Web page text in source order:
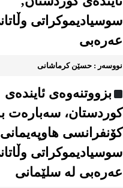
سوسیادیموكراتی
عەرەبی
نووسه‌ر : حسێن کرماشانی
بزووتنه‌وه‌ی ئاینده‌ی
کوردستان، سه‌باره‌ت
كۆنفرانسی هاوپەیمانی
سوسیادیموكراتی
عەرەبی له سلێمانی